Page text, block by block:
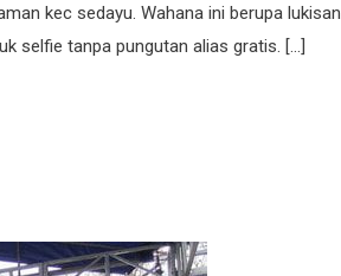
kec sedayu. Wahana ini berupa lukisan
selfie tanpa pungutan alias gratis. […]